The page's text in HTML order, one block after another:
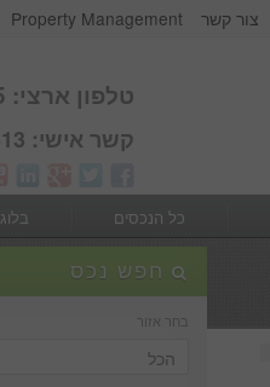
Property Management צור קשר
טלפון ארצי: 1599-55-66-55
קשר אישי: 052-5416313
כל הנכסים
בלוג
חפש נכס
בחר אזור